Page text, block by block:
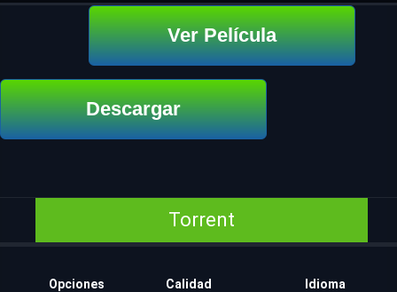
Ver Película
Descargar
Torrent
Opciones Calidad Idioma